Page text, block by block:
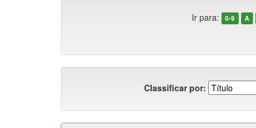
Ir para: 0-9 A
Classificar por: